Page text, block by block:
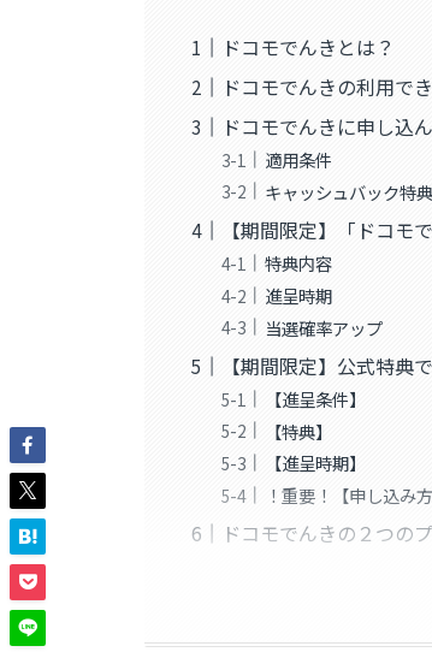
ドコモでんきとは？
ドコモでんきの利用で
ドコモでんきに申し込
適用条件
キャッシュバック特
【期間限定】「ドコモ
特典内容
進呈時期
当選確率アップ
【期間限定】公式特典
【進呈条件】
【特典】
【進呈時期】
！重要！【申し込み方
ドコモでんきの２つの